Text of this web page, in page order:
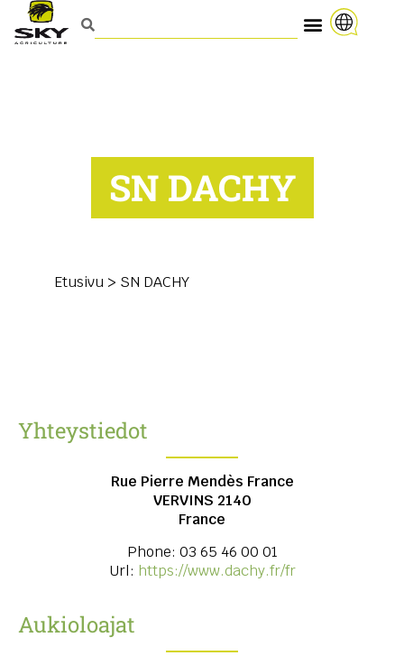
SN DACHY
Etusivu > SN DACHY
Yhteystiedot
Rue Pierre Mendès France
VERVINS 2140
France
Phone: 03 65 46 00 01
Url: https://www.dachy.fr/fr
Aukioloajat